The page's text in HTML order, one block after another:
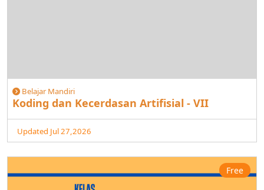
Belajar Mandiri
Koding dan Kecerdasan Artifisial - VII
Updated Jul 27,2026
Free